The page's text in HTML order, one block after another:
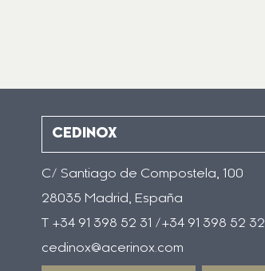
CEDINOX
C/ Santiago de Compostela, 100
28035 Madrid, España
T +34 91 398 52 31 /+34 91 398 52 32
cedinox@acerinox.com